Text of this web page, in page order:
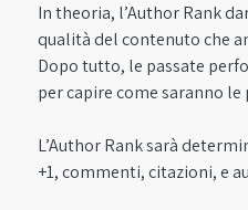
In theoria, l’Author Rank
qualità del contenuto che
Dopo tutto, le passate
per capire come saranno le
L’Author Rank sarà
+1, commenti, citazioni, e